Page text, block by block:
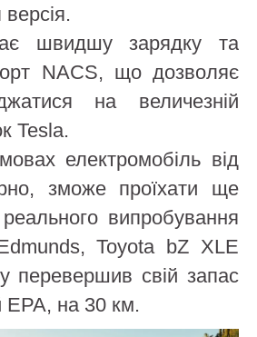
швидшу зарядку та
NACS, що дозволяє
на величезній
Tesla.
електромобіль від
зможе проїхати ще
випробування
Toyota bZ XLE
перевершив свій запас
EPA, на 30 км.